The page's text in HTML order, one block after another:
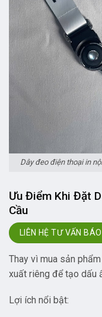
Dây đeo điện thoại in
Ưu Điểm Khi Đặt
Cầu
LIÊN HỆ TƯ VẤN
Thay vì mua sản
xuất riêng để tạo dấu
Lợi ích nổi bật: